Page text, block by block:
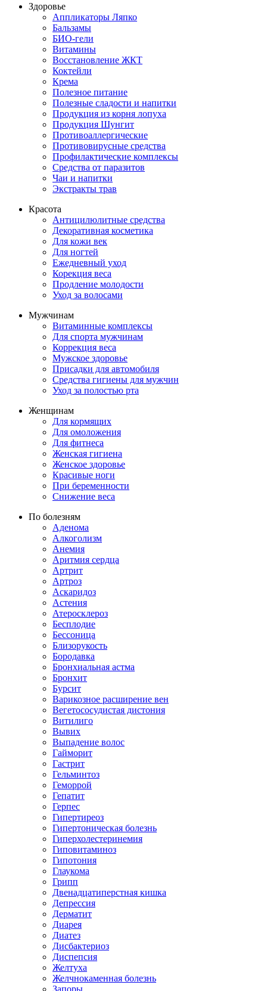
Здоровье
Аппликаторы Ляпко
Бальзамы
БИО-гели
Витамины
Восстановление ЖКТ
Коктейли
Крема
Полезное питание
Полезные сладости и напитки
Продукция из корня лопуха
Продукция Шунгит
Противоаллергические
Противовирусные средства
Профилактические комплексы
Средства от паразитов
Чаи и напитки
Экстракты трав
Красота
Антицилюлитные средства
Декоративная косметика
Для кожи век
Для ногтей
Ежедневный уход
Корекция веса
Продление молодости
Уход за волосами
Мужчинам
Витаминные комплексы
Для спорта мужчинам
Коррекция веса
Мужское здоровье
Присадки для автомобиля
Средства гигиены для мужчин
Уход за полостью рта
Женщинам
Для кормящих
Для омоложения
Для фитнеса
Женская гигиена
Женское здоровье
Красивые ноги
При беременности
Снижение веса
По болезням
Аденома
Алкоголизм
Анемия
Аритмия сердца
Артрит
Артроз
Аскаридоз
Астения
Атеросклероз
Бесплодие
Бессоница
Близорукость
Бородавка
Бронхиальная астма
Бронхит
Бурсит
Варикозное расширение вен
Вегетососудистая дистония
Витилиго
Вывих
Выпадение волос
Гайморит
Гастрит
Гельминтоз
Геморрой
Гепатит
Герпес
Гипертиреоз
Гипертоническая болезнь
Гиперхолестеринемия
Гиповитаминоз
Гипотония
Глаукома
Грипп
Двенадцатиперстная кишка
Депрессия
Дерматит
Диарея
Диатез
Дисбактериоз
Диспепсия
Желтуха
Желчнокаменная болезнь
Запоры